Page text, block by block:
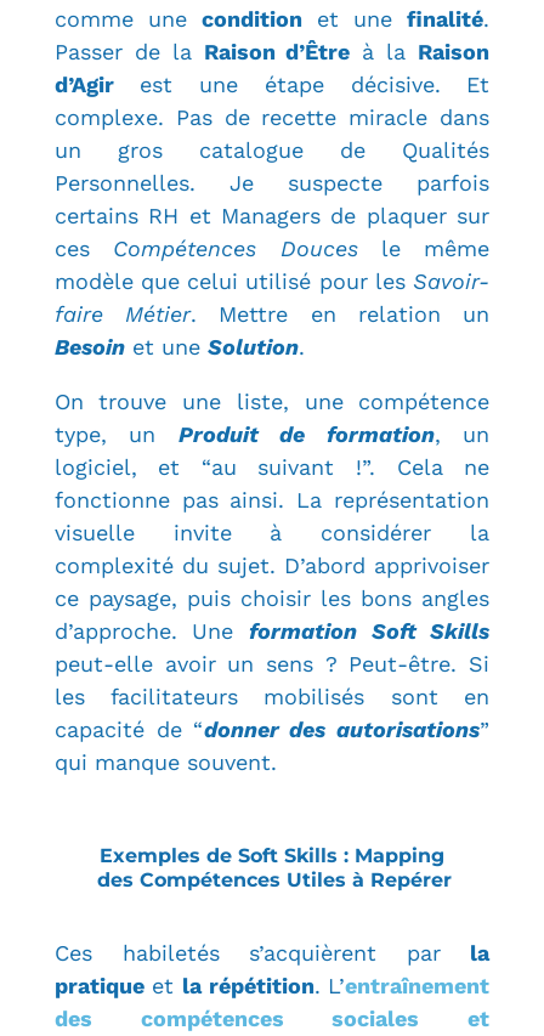
comme une conditionet unefinalité.
Passer de la Raison d’Être à la Raison
d’Agirest une étape décisive. Et
complexe. Pas de recette miracle dans
un gros catalogue de Qualités
Personnelles. Je suspecte parfois
certains RH et Managers de plaquer sur
ces Compétences Doucesle même
modèle que celui utilisé pour les Savoir-
faire Métier. Mettre en relation un
Besoin et une Solution.
On trouve une liste, une compétence
type, un Produit de formation, un
logiciel, et “au suivant !”. Cela ne
fonctionne pas ainsi. La représentation
visuelle invite à considérer la
complexité du sujet. D’abord apprivoiser
ce paysage, puis choisir les bons angles
d’approche. Une formation Soft Skills
peut-elle avoir un sens ? Peut-être. Si
les facilitateurs mobilisés sont en
capacité de “donner des autorisations”
qui manque souvent.
Exemples de Soft Skills : Mapping
des Compétences Utiles à Repérer
Ces habiletés s’acquièrent par la
pratiqueet la répétition. L’entraînement
des compétences sociales et